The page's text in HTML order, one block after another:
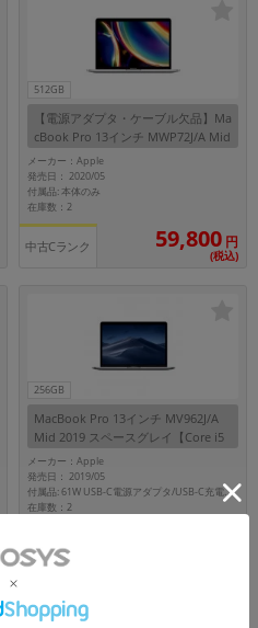
512GB
【電源アダプタ・ケーブル欠品】Ma
cBook Pro 13インチ MWP72J/A Mid
2020 シルバー【Core i7(2.3GHz)/16
GB/512GB SSD】
メーカー：Apple
発売日： 2020/05
付属品: 本体のみ
在庫数：2
中古Cランク 59,800 円
(税込)
256GB
MacBook Pro 13インチ MV962J/A
Mid 2019 スペースグレイ【Core i5
(2.4GHz)/8GB/256GB SSD】
メーカー：Apple
発売日： 2019/05
付属品: 61W USB-C電源アダプタ/USB-C充電ケーブル
在庫数：2
中古Bランク